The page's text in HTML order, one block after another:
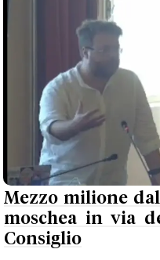
Mezzo milione
moschea in via
Consiglio